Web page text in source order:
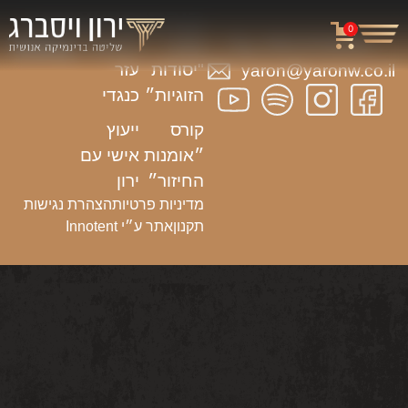
0 קורסים
קורס
"יסודות
הזוגיות״
קורס
״אומנות
החיזור״
הרצאות
הרצאת
עזר
כנגדי
ייעוץ
אישי עם
ירון
ניווט
באתר
מדיניות פרטיותהצהרת נגישות
תקנוןאתר ע״י Innotent
054-3703933
yaron@yaronw.co.il